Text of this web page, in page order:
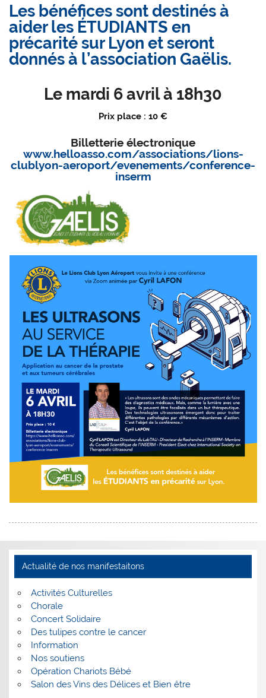
Les bénéfices sont destinés à
aider les ÉTUDIANTS en
précarité sur Lyon et seront
donnés à l’associationGaëlis.
Le mardi 6 avril à 18h30
Prix place : 10 €
Billetterie électronique
www.helloasso.com/associations/lions-
clublyon-aeroport/evenements/conference-
inserm
Actualité de nos manifestaitons
Activités Culturelles
Chorale
Concert Solidaire
Des tulipes contre le cancer
Information
Nos soutiens
Opération Chariots Bébé
Salon des Vins des Délices et Bien être